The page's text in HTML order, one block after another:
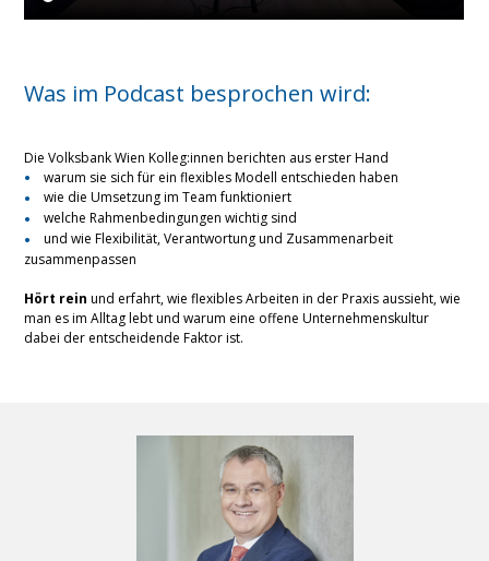
Was im Podcast besprochen wird:
Die Volksbank Wien Kolleg:innen berichten aus erster Hand
warum sie sich für ein flexibles Modell entschieden haben
wie die Umsetzung im Team funktioniert
welche Rahmenbedingungen wichtig sind
und wie Flexibilität, Verantwortung und Zusammenarbeit
zusammenpassen
Hört rein und erfahrt, wie flexibles Arbeiten in der Praxis aussieht, wie
man es im Alltag lebt und warum eine offene Unternehmenskultur
dabei der entscheidende Faktor ist.